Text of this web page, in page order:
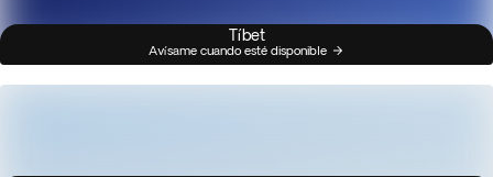
Tíbet
Avísame cuando esté disponible